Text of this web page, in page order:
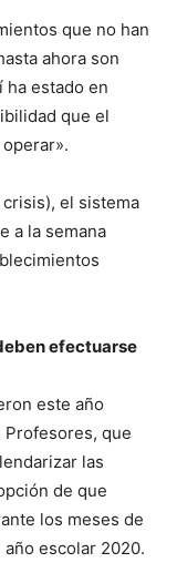
que no han
ahora son
ha estado en
que el
el sistema
a la semana
efectuarse
este año
que
las
de que
los meses de
escolar 2020.